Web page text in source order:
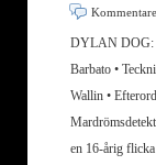
DYLAN DOG:
Barbato •
Wallin •
en 16-årig